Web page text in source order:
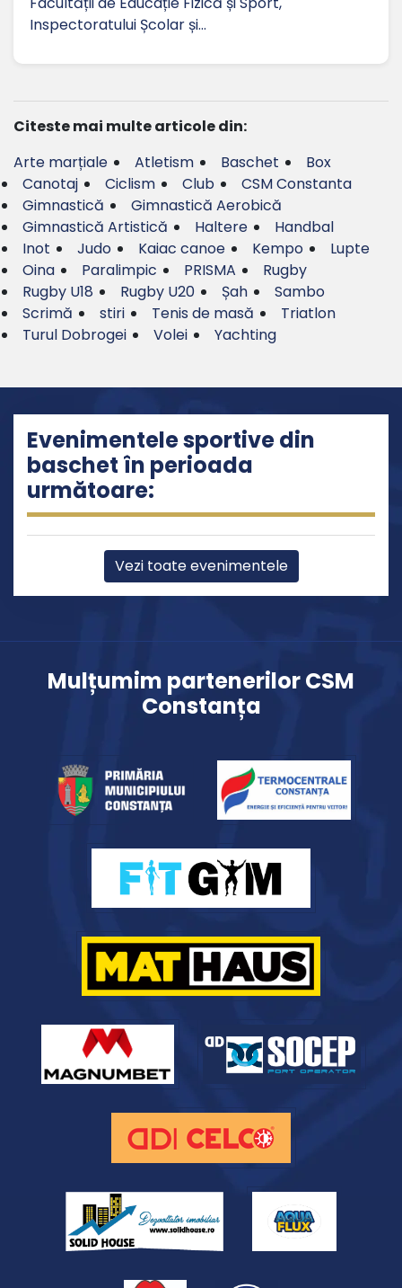
Inspectoratului Școlar și…
Citeste mai multe articole din:
Arte marțiale
Atletism Baschet
Box
Canotaj
Ciclism Club
CSM Constanta
Gimnastică
Gimnastică Aerobică
Gimnastică Artistică
Haltere
Handbal
Inot
Judo Kaiac canoe Kempo
Lupte
Oina
Paralimpic PRISMA
Rugby
Rugby U18
Rugby U20 Șah
Sambo
Scrimă
stiri Tenis de masă
Triatlon
Turul Dobrogei
Volei Yachting
Evenimentele sportive din
baschet în perioada
următoare:
Vezi toate evenimentele
Mulțumim partenerilor CSM
Constanța